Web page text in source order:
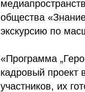
общества
экскурсию по
«Программа
кадровый проект
участников, их